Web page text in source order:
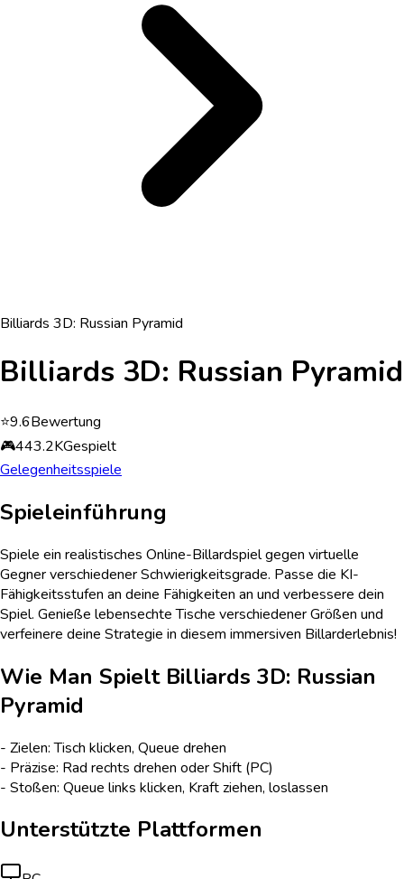
Billiards 3D: Russian Pyramid
Billiards 3D: Russian Pyramid
⭐9.6Bewertung
🎮443.2KGespielt
Gelegenheitsspiele
Spieleinführung
Spiele ein realistisches Online-Billardspiel gegen virtuelle
Gegner verschiedener Schwierigkeitsgrade. Passe die KI-
Fähigkeitsstufen an deine Fähigkeiten an und verbessere dein
Spiel. Genieße lebensechte Tische verschiedener Größen und
verfeinere deine Strategie in diesem immersiven Billarderlebnis!
Wie Man Spielt Billiards 3D: Russian
Pyramid
- Zielen: Tisch klicken, Queue drehen
- Präzise: Rad rechts drehen oder Shift (PC)
- Stoßen: Queue links klicken, Kraft ziehen, loslassen
Unterstützte Plattformen